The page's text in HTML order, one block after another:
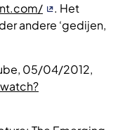
. Het
andere ‘gedijen,
05/04/2012,